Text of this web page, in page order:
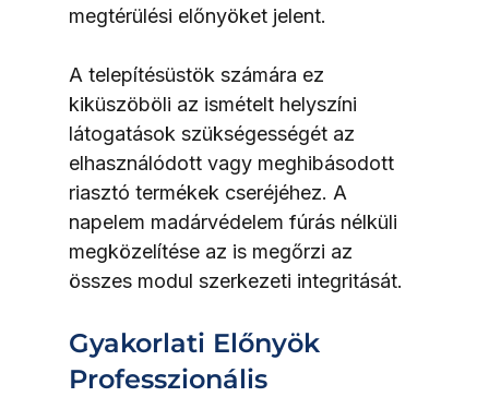
megtérülési előnyöket jelent.
A telepítésüstök számára ez
kiküszöböli az ismételt helyszíni
látogatások szükségességét az
elhasználódott vagy meghibásodott
riasztó termékek cseréjéhez. A
napelem madárvédelem fúrás nélküli
megközelítése az is megőrzi az
összes modul szerkezeti integritását.
Gyakorlati Előnyök
Professzionális